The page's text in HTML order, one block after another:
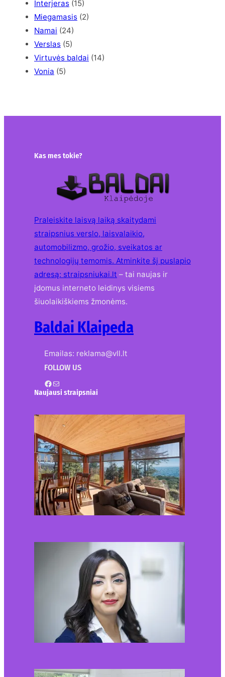
Interjeras (15)
Miegamasis (2)
Namai (24)
Verslas (5)
Virtuvės baldai (14)
Vonia (5)
Kas mes tokie?
Praleiskite laisvą laiką skaitydami
straipsnius verslo, laisvalaikio,
automobilizmo, grožio, sveikatos ar
technologijų temomis. Atminkite šį puslapio
adresą: straipsniukai.lt – tai naujas ir
įdomus interneto leidinys visiems
šiuolaikiškiems žmonėms.
Baldai Klaipeda
Emailas: reklama@vll.lt
FOLLOW US
Facebook Mail
Naujausi straipsniai
Kur nusipirkti medines
žaliuzes Klaipėdoje?
2026-08-01
Kaip miegamojo
atmosfera veikia odos
senėjimą?
2026-06-01